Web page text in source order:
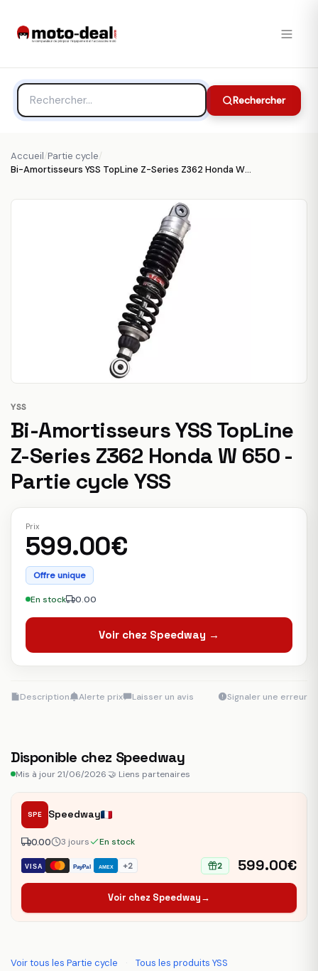
Rechercher
Accueil/Partie cycle/
Bi-Amortisseurs YSS TopLine Z-Series Z362 Honda W 650 - Partie cycle YSS
YSS
Bi-Amortisseurs YSS TopLine
Z-Series Z362 Honda W 650 -
Partie cycle YSS
Prix
599.00€
Offre unique
En stock 0.00
Voir chez Speedway →
Description Alerte prix Laisser un avis Signaler une erreur
Disponible chez Speedway
Mis à jour 21/06/2026🤝 Liens partenaires
SPE Speedway
VISA PayPal AMEX +2
0.00 3 jours En stock
2 599.00€
Voir chez Speedway→
Voir tous les Partie cycle · Tous les produits YSS